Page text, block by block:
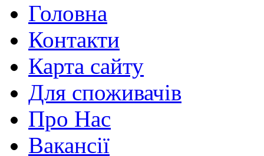
Головна
Контакти
Карта сайту
Для споживачів
Про Нас
Вакансії